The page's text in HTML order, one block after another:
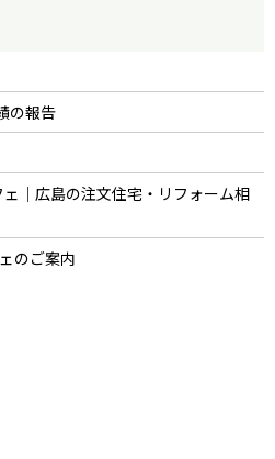
の報告
｜広島の注文住宅・リフォーム相
のご案内